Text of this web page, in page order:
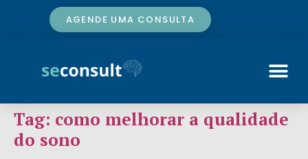
AGENDE UMA CONSULTA
Tag: como melhorar a qualidade
do sono